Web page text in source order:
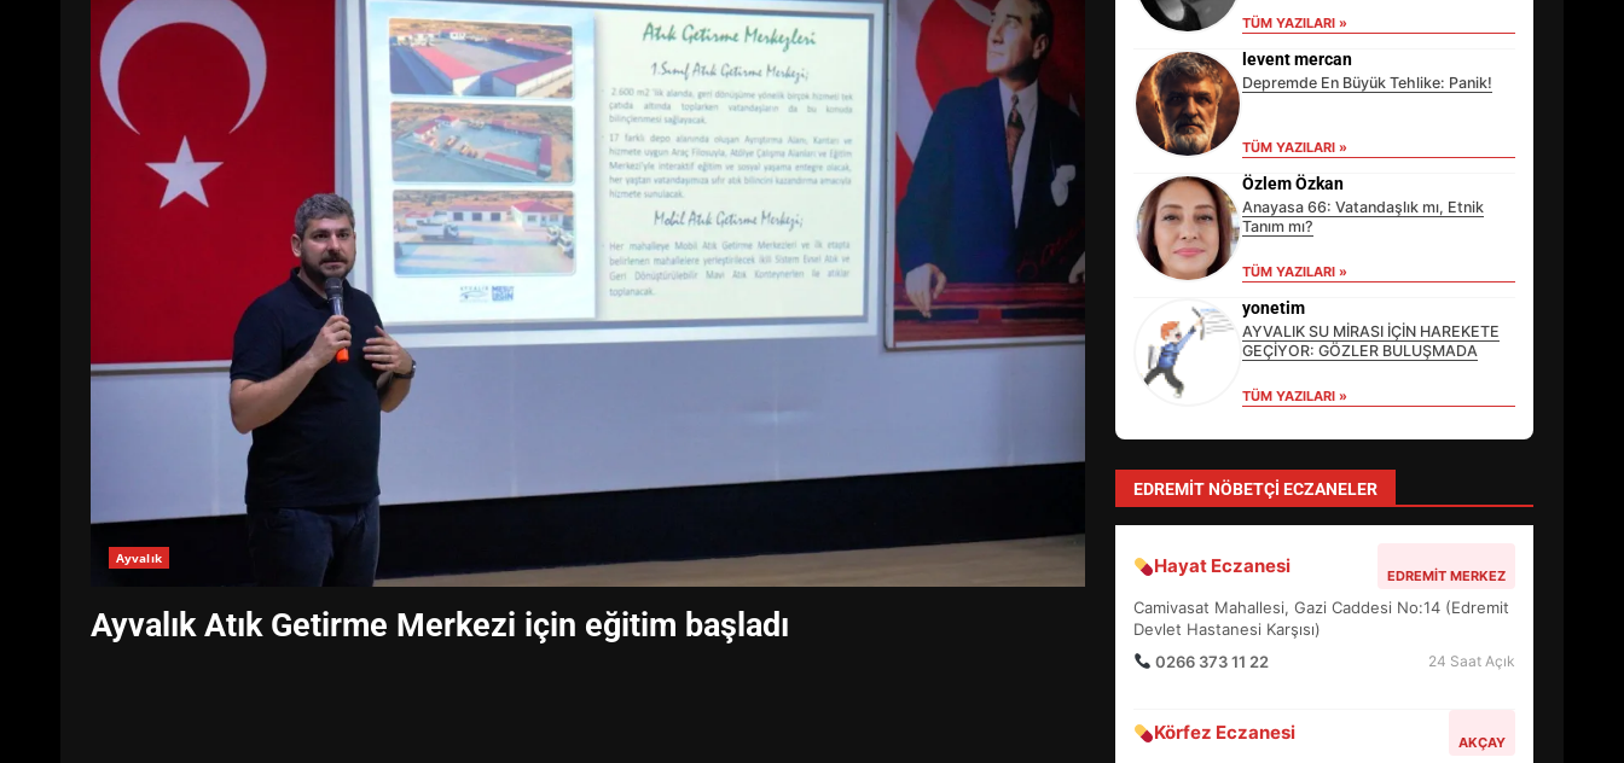
Ayvalık
Ayvalık Atık Getirme Merkezi için eğitim başladı
TÜM YAZILARI »
levent mercan
Depremde En Büyük Tehlike: Panik!
TÜM YAZILARI »
Özlem Özkan
Anayasa 66: Vatandaşlık mı, Etnik
Tanım mı?
TÜM YAZILARI »
yonetim
AYVALIK SU MİRASI İÇİN HAREKETE
GEÇİYOR: GÖZLER BULUŞMADA
TÜM YAZILARI »
EDREMIT NÖBETÇI ECZANELER
Hayat Eczanesi EDREMIT MERKEZ
Camivasat Mahallesi, Gazi Caddesi No:14 (Edremit
Devlet Hastanesi Karşısı)
0266 373 11 22
24 Saat Açık
Körfez Eczanesi AKÇAY
EİB’DE KRİTİK ATAMA:
SÜRDÜRÜLEBİLİRLİKTE NE
DEĞİŞECEK?
4
EDREMİT’İN GURURU TÜRKİYE
FİNALİNDE NE BAŞARDI?
5
BALIKESİR MÜZELERİNDE
SÜRE UZATILDI: NE DEĞİŞTİ?
BURHANİYE SATRANÇ